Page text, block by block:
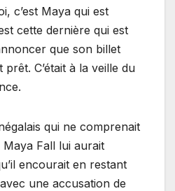
c’est Maya qui est
cette dernière qui est
que son billet
C’était à la veille du
qui ne comprenait
Fall lui aurait
encourait en restant
une accusation de